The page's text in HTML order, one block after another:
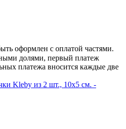
оформлен с оплатой частями.
долями, первый платеж
платежа вносится каждые две
Kleby из 2 шт., 10x5 см. -